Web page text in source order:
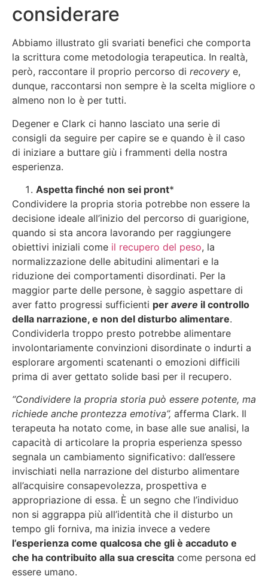
considerare
Abbiamo illustrato gli svariati benefici che comporta
la scrittura come metodologia terapeutica. In realtà,
però, raccontare il proprio percorso di recovery e,
dunque, raccontarsi non sempre è la scelta migliore o
almeno non lo è per tutti.
Degener e Clark ci hanno lasciato una serie di
consigli da seguire per capire se e quando è il caso
di iniziare a buttare giù i frammenti della nostra
esperienza.
Aspetta finché non sei pront*
Condividere la propria storia potrebbe non essere la
decisione ideale all’inizio del percorso di guarigione,
quando si sta ancora lavorando per raggiungere
obiettivi iniziali come il recupero del peso, la
normalizzazione delle abitudini alimentari e la
riduzione dei comportamenti disordinati. Per la
maggior parte delle persone, è saggio aspettare di
aver fatto progressi sufficienti per avere il controllo
della narrazione, e non del disturbo alimentare.
Condividerla troppo presto potrebbe alimentare
involontariamente convinzioni disordinate o indurti a
esplorare argomenti scatenanti o emozioni difficili
prima di aver gettato solide basi per il recupero.
“Condividere la propria storia può essere potente, ma
richiede anche prontezza emotiva”, afferma Clark. Il
terapeuta ha notato come, in base alle sue analisi, la
capacità di articolare la propria esperienza spesso
segnala un cambiamento significativo: dall’essere
invischiati nella narrazione del disturbo alimentare
all’acquisire consapevolezza, prospettiva e
appropriazione di essa. È un segno che l’individuo
non si aggrappa più all’identità che il disturbo un
tempo gli forniva, ma inizia invece a vedere
l’esperienza come qualcosa che gli è accaduto e
che ha contribuito alla sua crescita come persona ed
essere umano.